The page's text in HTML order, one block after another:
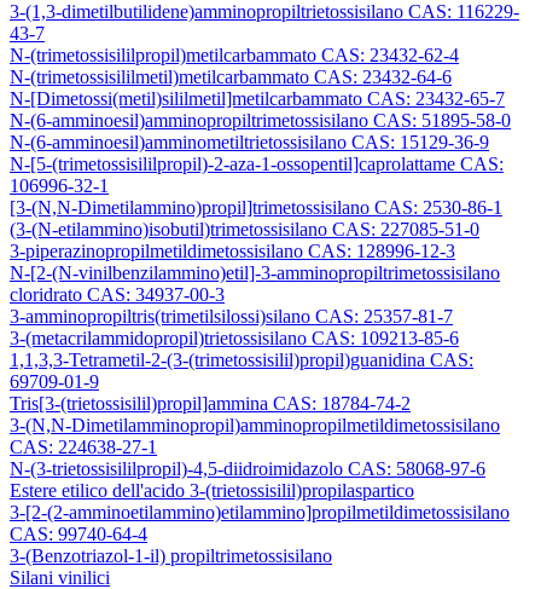
3-(1,3-dimetilbutilidene)amminopropiltrietossisilano CAS: 116229-
43-7
N-(trimetossisililpropil)metilcarbammato CAS: 23432-62-4
N-(trimetossisililmetil)metilcarbammato CAS: 23432-64-6
N-[Dimetossi(metil)sililmetil]metilcarbammato CAS: 23432-65-7
N-(6-amminoesil)amminopropiltrimetossisilano CAS: 51895-58-0
N-(6-amminoesil)amminometiltrietossisilano CAS: 15129-36-9
N-[5-(trimetossisililpropil)-2-aza-1-ossopentil]caprolattame CAS:
106996-32-1
[3-(N,N-Dimetilammino)propil]trimetossisilano CAS: 2530-86-1
(3-(N-etilammino)isobutil)trimetossisilano CAS: 227085-51-0
3-piperazinopropilmetildimetossisilano CAS: 128996-12-3
N-[2-(N-vinilbenzilammino)etil]-3-amminopropiltrimetossisilano
cloridrato CAS: 34937-00-3
3-amminopropiltris(trimetilsilossi)silano CAS: 25357-81-7
3-(metacrilammidopropil)trietossisilano CAS: 109213-85-6
1,1,3,3-Tetrametil-2-(3-(trimetossisilil)propil)guanidina CAS:
69709-01-9
Tris[3-(trietossisilil)propil]ammina CAS: 18784-74-2
3-(N,N-Dimetilamminopropil)amminopropilmetildimetossisilano
CAS: 224638-27-1
N-(3-trietossisililpropil)-4,5-diidroimidazolo CAS: 58068-97-6
Estere etilico dell'acido 3-(trietossisilil)propilaspartico
3-[2-(2-amminoetilammino)etilammino]propilmetildimetossisilano
CAS: 99740-64-4
3-(Benzotriazol-1-il) propiltrimetossisilano
Silani vinilici